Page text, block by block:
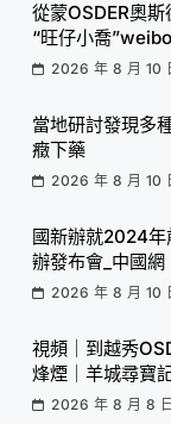
從蒙OSDER奧
“旺仔小喬
2026 年 8 月 10
當地研討發現多
癥下藥
2026 年 8 月 10
國新辦就2024年
辦發布會_中國網
2026 年 8 月 10
視頻｜到越秀
烽煙｜羊城尋寶
2026 年 8 月 8 日